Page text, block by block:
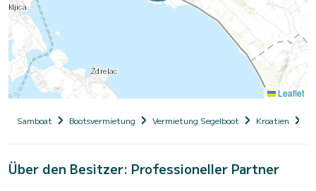
Leaflet
Samboat Bootsvermietung Vermietung Segelboot Kroatien
Über den Besitzer: Professioneller Partner